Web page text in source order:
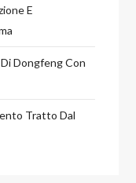
E
Dongfeng Con
Tratto Dal